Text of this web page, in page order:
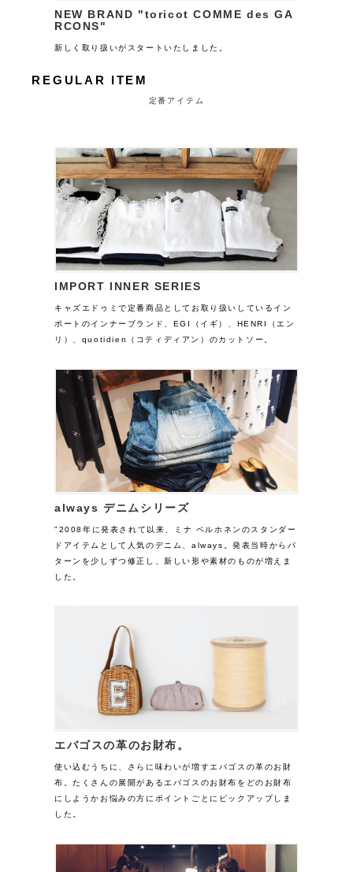
NEW BRAND "toricot COMME des GA
RCONS"
新しく取り扱いがスタートいたしました。
REGULAR ITEM
定番アイテム
IMPORT INNER SERIES
キャズエドゥミで定番商品としてお取り扱いしているイン
ポートのインナーブランド、EGI（イギ）、HENRI（エン
リ）、quotidien（コティディアン）のカットソー。
always デニムシリーズ
"2008年に発表されて以来、ミナ ペルホネンのスタンダー
ドアイテムとして人気のデニム、always。発表当時からパ
ターンを少しずつ修正し、新しい形や素材のものが増えま
した。
エバゴスの革のお財布。
使い込むうちに、さらに味わいが増すエバゴスの革のお財
布。たくさんの展開があるエバゴスのお財布をどのお財布
にしようかお悩みの方にポイントごとにピックアップしま
した。